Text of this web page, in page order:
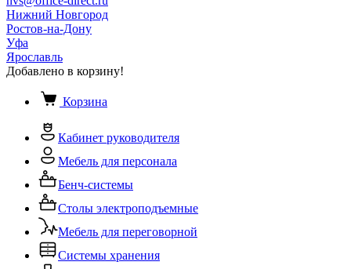
Нижний Новгород
Ростов-на-Дону
Уфа
Ярославль
Добавлено в корзину!
Корзина
Кабинет руководителя
Мебель для персонала
Бенч-системы
Столы электроподъемные
Мебель для переговорной
Системы хранения